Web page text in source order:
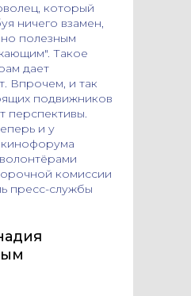
который
ничего взамен,
полезным
Такое
дает
Впрочем, и так
подвижников
перспективы.
и у
комиссии
пресс-службы